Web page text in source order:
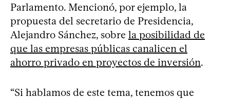
Parlamento. Mencionó, por ejemplo, la
propuesta del secretario de Presidencia,
Alejandro Sánchez, sobre la posibilidad de
que las empresas públicas canalicen el
ahorro privado en proyectos de inversión.
“Si hablamos de este tema, tenemos que